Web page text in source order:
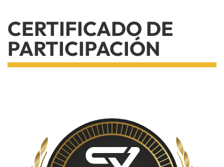
CERTIFICADO DE
PARTICIPACIÓN